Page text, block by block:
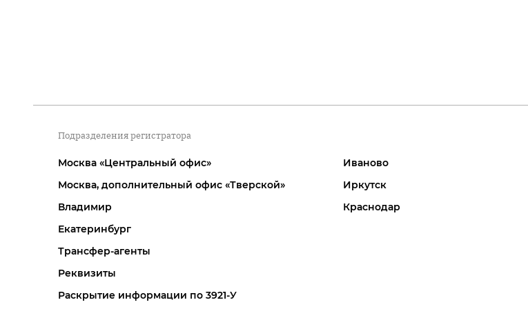
Подразделения регистратора
Москва «Центральный офис»
Москва, дополнительный офис «Тверской»
Владимир
Екатеринбург
Иваново
Иркутск
Краснодар
Трансфер-агенты
Реквизиты
Раскрытие информации по 3921-У